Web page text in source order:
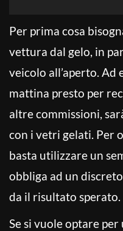
Per prima cosa
vettura dal gelo, in
veicolo all’aperto. Ad
mattina presto per
altre commissioni,
con i vetri gelati. Per
basta utilizzare un
obbliga ad un
da il risultato sperato.
Se si vuole optare